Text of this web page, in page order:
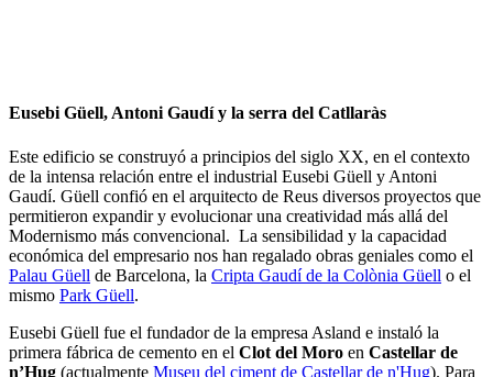
Eusebi Güell, Antoni Gaudí y la serra del Catllaràs
Este edificio se construyó a principios del siglo XX, en el contexto
de la intensa relación entre el industrial Eusebi Güell y Antoni
Gaudí. Güell confió en el arquitecto de Reus diversos proyectos que
permitieron expandir y evolucionar una creatividad más allá del
Modernismo más convencional. La sensibilidad y la capacidad
económica del empresario nos han regalado obras geniales como el
Palau Güell de Barcelona, la Cripta Gaudí de la Colònia Güell o el
mismo Park Güell.
Eusebi Güell fue el fundador de la empresa Asland e instaló la
primera fábrica de cemento en el Clot del Moro en Castellar de
n’Hug (actualmente Museu del ciment de Castellar de n'Hug). Para